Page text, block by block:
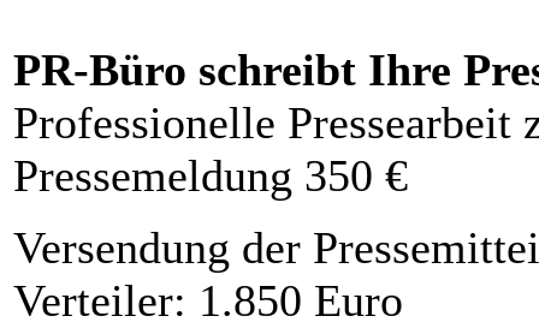
PR-Büro schreibt Ihre
Professionelle Pressearbeit
Pressemeldung 350 €
Versendung der
Verteiler: 1.850 Euro